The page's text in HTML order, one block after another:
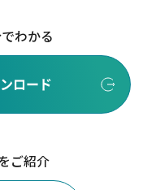
わかる
ロード
ご紹介